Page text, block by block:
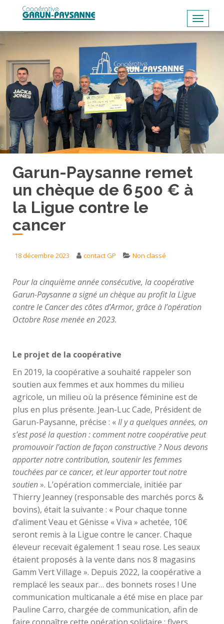
i
p
o
n
Garun-Paysanne remet
un chèque de 6 500 € à
la Ligue contre le
cancer
18 décembre 2023 contact GP Non classé
Pour la cinquième année consécutive, la coopérative
Garun-Paysanne a signé un chèque au profit la Ligue
contre le Cancer des côtes d’Armor, grâce à l’opération
Octobre Rose menée en 2023.
Le projet de la coopérative
En 2019, la coopérative a souhaité rappeler son
soutien aux femmes et aux hommes du milieu
agricole, un milieu où la présence féminine est de
plus en plus présente. Jean-Luc Cade, Président de
Garun-Paysanne, précise : «Il y a quelques années, on
s’est posé la question : comment notre coopérative peut
promouvoir l’action de façon constructive ? Nous devons
apporter notre contribution, soutenir les femmes
touchées par ce cancer, et leur apporter tout notre
soutien». L’opération commerciale, initiée par
Thierry Jeanney (responsable des marchés porcs &
bovins), était la suivante : « Pour chaque tonne
d’aliment Veau et Génisse « Viva » achetée, 10€
seront remis à la Ligue contre le cancer. Chaque
éleveur recevait également 1 seau rose. Les seaux
étaient proposés à la vente dans nos 8 magasins
Gamm Vert Village ». Depuis 2022, la coopérative a
remplacé les seaux par… des bonnets roses ! Une
communication multicanale a été mise en place par
Pauline Carro, chargée de communication, afin de